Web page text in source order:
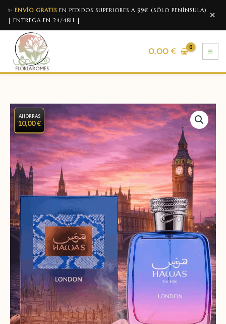
✨ ENVÍO GRATIS EN PEDIDOS SUPERIORES A 99€ (SÓLO PENÍNSULA)
| ENTREGA EN 24/48H |
✕
0,00€
AHORRAS
10,00 €